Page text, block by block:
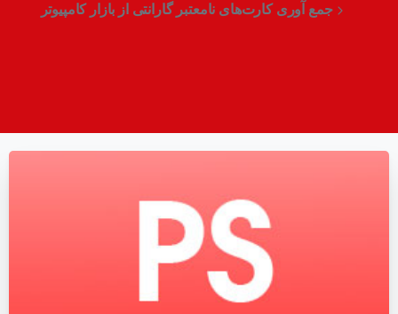
جمع آوری کارت‌های نامعتبر گارانتی از بازار کامپیوتر